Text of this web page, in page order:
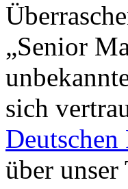
„Senior
sich
Deutschen
über